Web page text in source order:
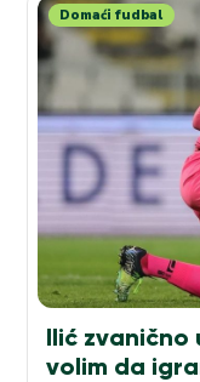
Domaći fudbal
Ilić zvanično
volim da